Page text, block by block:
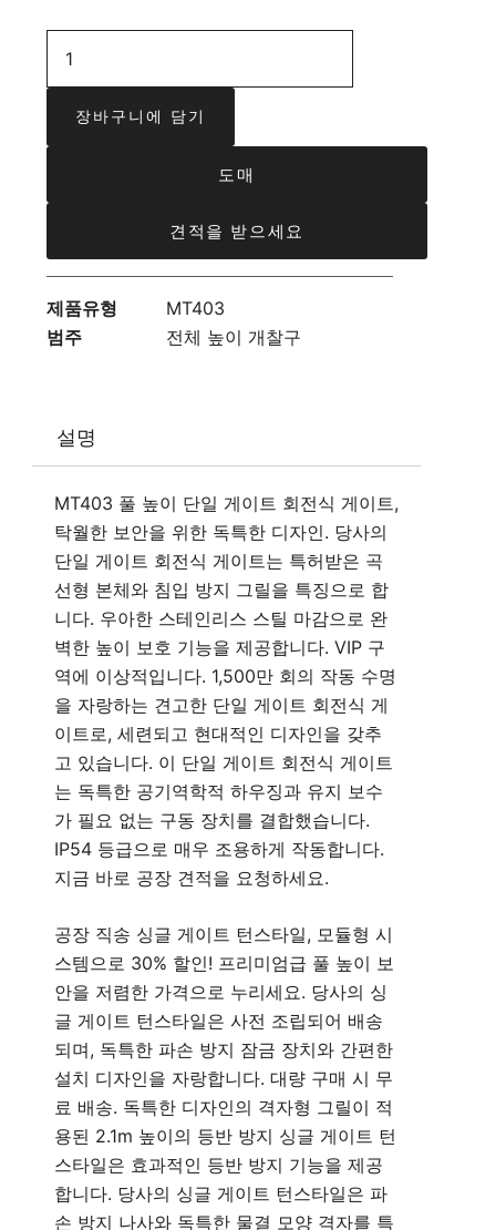
장바구니에 담기
도매
견적을 받으세요
제품유형
MT403
범주
전체 높이 개찰구
설명
MT403 풀 높이 단일 게이트 회전식 게이트,
탁월한 보안을 위한 독특한 디자인. 당사의
단일 게이트 회전식 게이트는 특허받은 곡
선형 본체와 침입 방지 그릴을 특징으로 합
니다. 우아한 스테인리스 스틸 마감으로 완
벽한 높이 보호 기능을 제공합니다. VIP 구
역에 이상적입니다. 1,500만 회의 작동 수명
을 자랑하는 견고한 단일 게이트 회전식 게
이트로, 세련되고 현대적인 디자인을 갖추
고 있습니다. 이 단일 게이트 회전식 게이트
는 독특한 공기역학적 하우징과 유지 보수
가 필요 없는 구동 장치를 결합했습니다.
IP54 등급으로 매우 조용하게 작동합니다.
지금 바로 공장 견적을 요청하세요.
공장 직송 싱글 게이트 턴스타일, 모듈형 시
스템으로 30% 할인! 프리미엄급 풀 높이 보
안을 저렴한 가격으로 누리세요. 당사의 싱
글 게이트 턴스타일은 사전 조립되어 배송
되며, 독특한 파손 방지 잠금 장치와 간편한
설치 디자인을 자랑합니다. 대량 구매 시 무
료 배송. 독특한 디자인의 격자형 그릴이 적
용된 2.1m 높이의 등반 방지 싱글 게이트 턴
스타일은 효과적인 등반 방지 기능을 제공
합니다. 당사의 싱글 게이트 턴스타일은 파
손 방지 나사와 독특한 물결 모양 격자를 특